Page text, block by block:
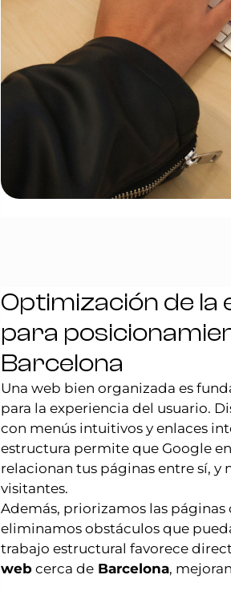
Optimización de
para
Barcelona
Una web bien organizada es
para la experiencia del usuario.
con menús intuitivos y enlaces
estructura permite que Google
relacionan tus páginas entre sí, y
visitantes.
Además, priorizamos las
eliminamos obstáculos que
trabajo estructural favorece
webcerca deBarcelona,